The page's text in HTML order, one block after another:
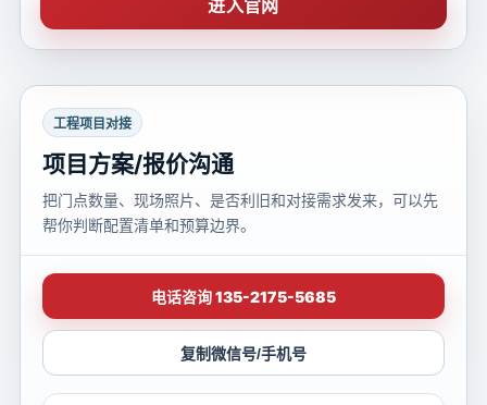
进入官网
工程项目对接
项目方案/报价沟通
把门点数量、现场照片、是否利旧和对接需求发来，可以先
帮你判断配置清单和预算边界。
电话咨询 135-2175-5685
复制微信号/手机号